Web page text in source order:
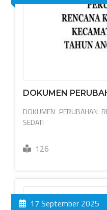
DOKUMEN
DOKUMEN PERUBAHAN
SEDATI
126
17 September 2025